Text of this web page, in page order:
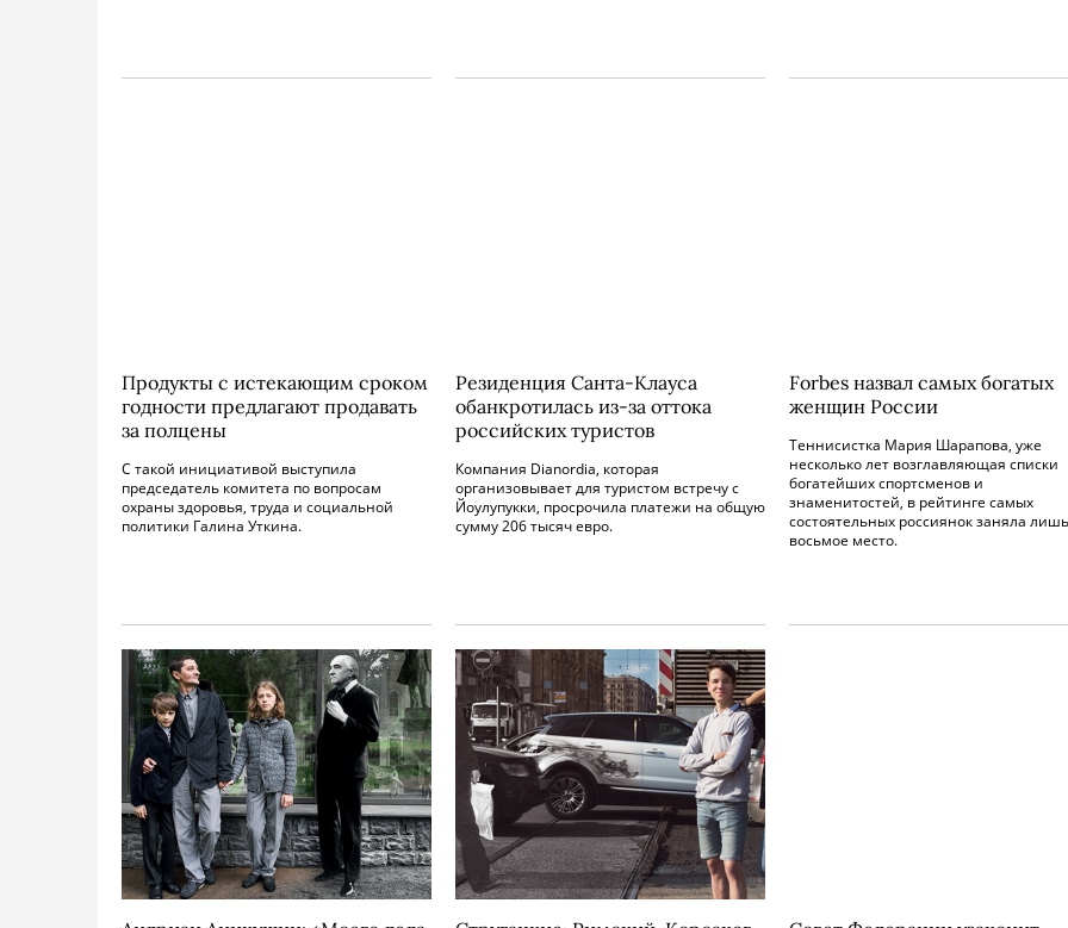
Продукты с истекающим сроком
годности предлагают продавать
за полцены
С такой инициативой выступила
председатель комитета по вопросам
охраны здоровья, труда и социальной
политики Галина Уткина.
Резиденция Санта-Клауса
обанкротилась из-за оттока
российских туристов
Компания Dianordia, которая
организовывает для туристом встречу с
Йоулупукки, просрочила платежи на общую
сумму 206 тысяч евро.
Forbes назвал самых богатых
женщин России
Теннисистка Мария Шарапова, уже
несколько лет возглавляющая списки
богатейших спортсменов и
знаменитостей, в рейтинге самых
состоятельных россиянок заняла лишь
восьмое место.